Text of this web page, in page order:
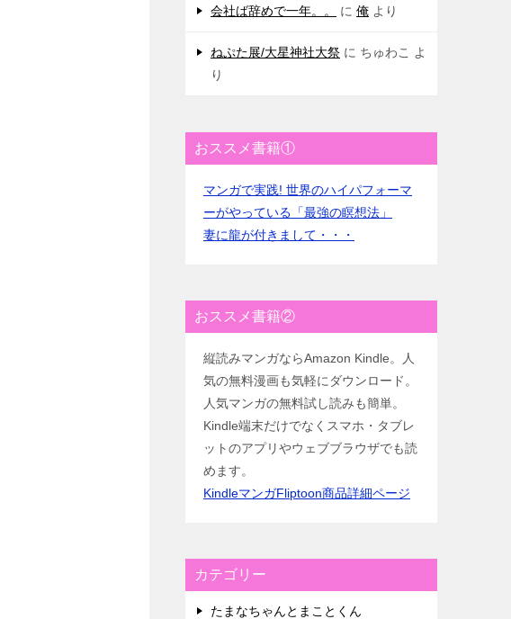
会社ば辞めで一年。。 に 俺 より
ねぷた展/大星神社大祭 に ちゅわこ
よ
り
おススメ書籍①
マンガで実践! 世界のハイパフォーマ
ーがやっている「最強の瞑想法」
妻に龍が付きまして・・・
おススメ書籍②
縦読みマンガならAmazon Kindle。人
気の無料漫画も気軽にダウンロード。
人気マンガの無料試し読みも簡単。
Kindle端末だけでなくスマホ・タブレ
ットのアプリやウェブブラウザでも読
めます。
KindleマンガFliptoon商品詳細ページ
カテゴリー
たまなちゃんとまことくん